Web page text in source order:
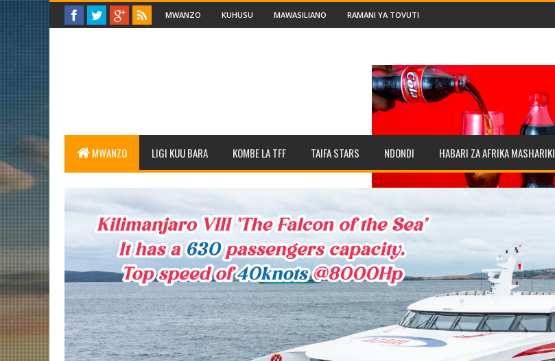
MWANZO KUHUSU MAWASILIANO RAMANI YA TOVUTI
MWANZO LIGI KUU BARA KOMBE LA TFF TAIFA STARS NDONDI HABARI ZA AFRIKA MASHARIKI